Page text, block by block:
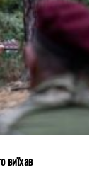
виїхав